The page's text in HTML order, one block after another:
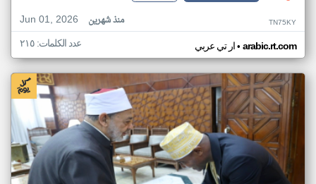
Jun 01, 2026
منذ شهرين TN75KY
ار تي عربي• arabic.rt.com عدد الكلمات: ٢١٥